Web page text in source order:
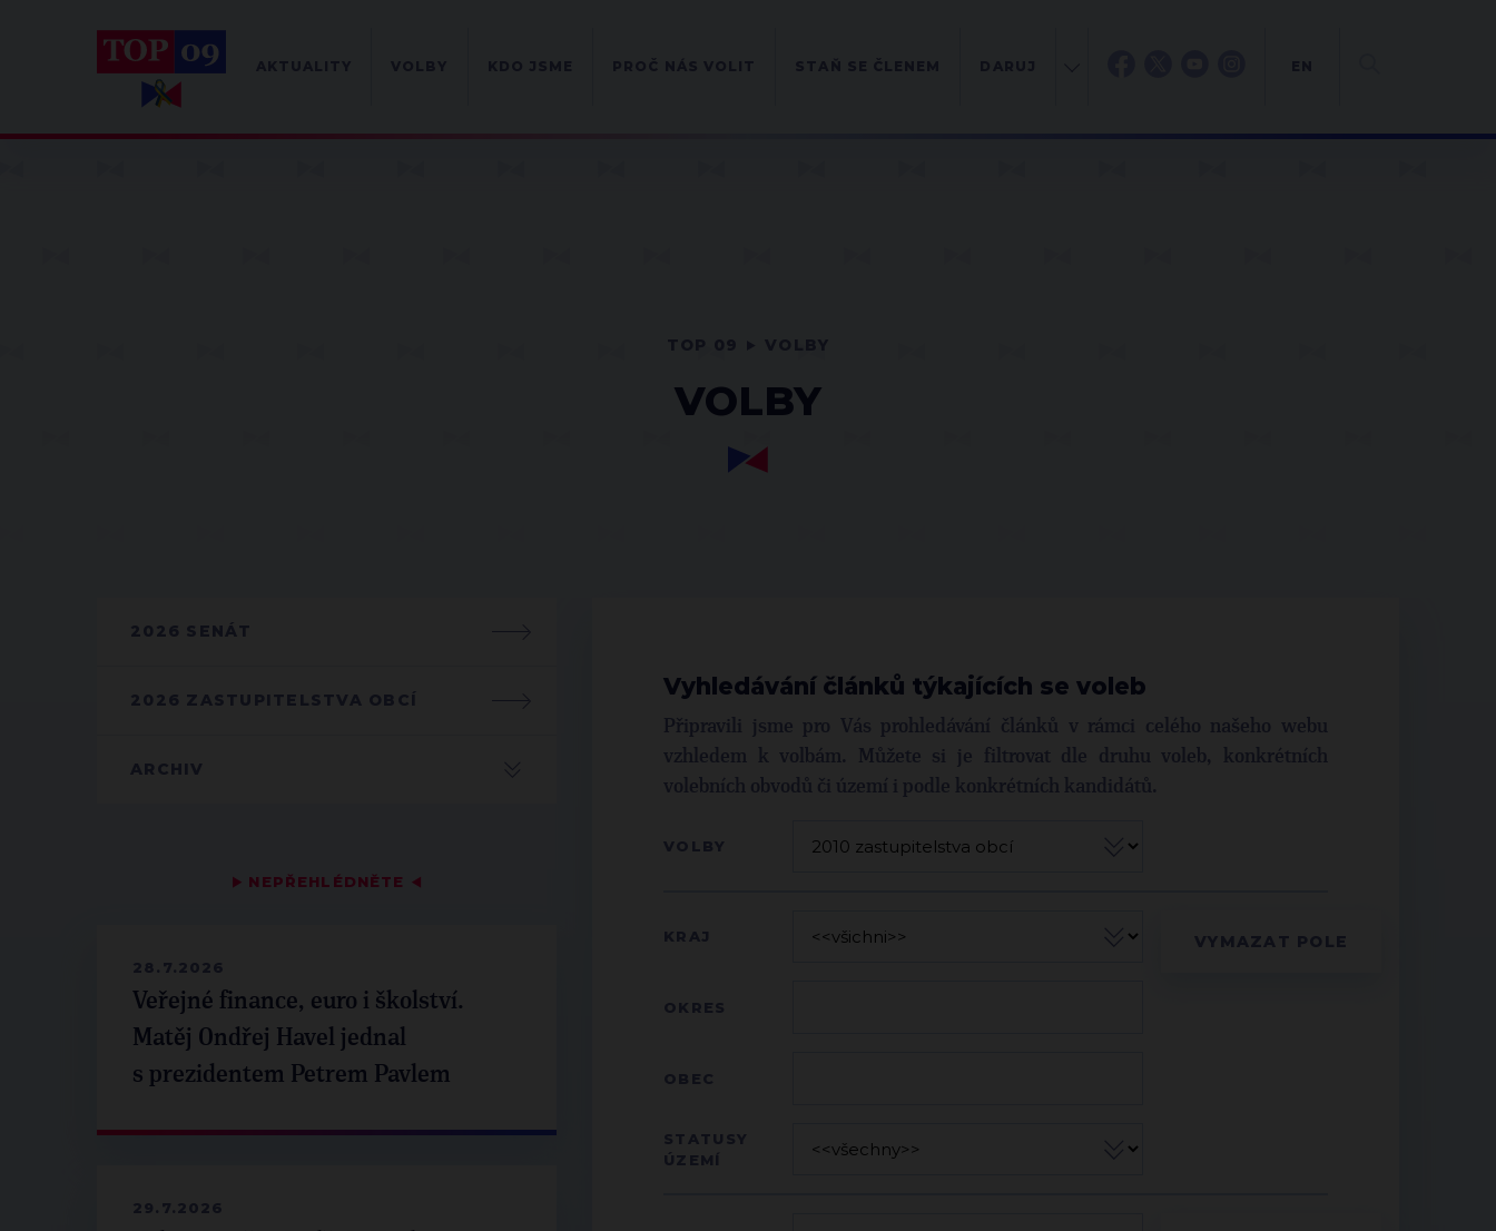
VOLBY
2026 SENÁT
2026 ZASTUPITELSTVA OBCÍ
ARCHIV
▶ NEPŘEHLÉDNĚTE ◀
28.7.2026
Veřejné finance, euro i školství.
Matěj Ondřej Havel jednal
s prezidentem Petrem Pavlem
29.7.2026
Vyhledávání článků týkajících se voleb
Připravili jsme pro Vás prohledávání článků v rámci celého našeho webu
vzhledem k volbám. Můžete si je filtrovat dle druhu voleb, konkrétních
volebních obvodů či území i podle konkrétních kandidátů.
VOLBY
KRAJ
OKRES
OBEC
STATUSY
ÚZEMÍ